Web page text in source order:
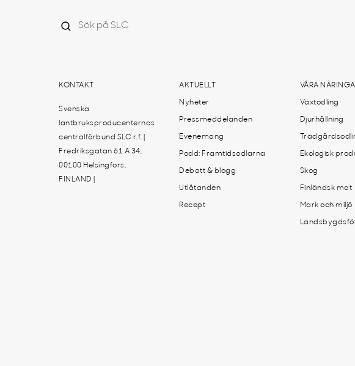
KONTAKT
Svenska
lantbruksproducenternas
centralförbund SLC r.f. |
Fredriksgatan 61 A 34,
00100 Helsingfors,
FINLAND |
AKTUELLT
Nyheter
Pressmeddelanden
Evenemang
Podd: Framtidsodlarna
Debatt & blogg
Utlåtanden
Recept
VÅRA
Växtodling
Djurhållning
Ekologisk
Skog
Finländsk mat
Mark och miljö